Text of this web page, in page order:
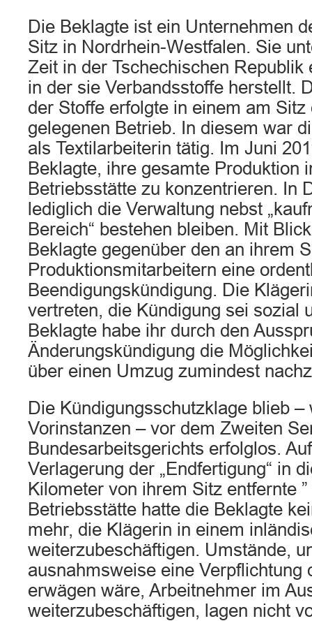
Die Beklagte ist ein Unternehmen
Sitz in Nordrhein-Westfalen. Sie
Zeit in der Tschechischen Republik
in der sie Verbandsstoffe herstellt.
der Stoffe erfolgte in einem am Sitz
gelegenen Betrieb. In diesem war
als Textilarbeiterin tätig. Im Juni
Beklagte, ihre gesamte Produktion
Betriebsstätte zu konzentrieren. In
lediglich die Verwaltung nebst
Bereich“ bestehen bleiben. Mit
Beklagte gegenüber den an ihrem
Produktionsmitarbeitern eine
Beendigungskündigung. Die
vertreten, die Kündigung sei sozial
Beklagte habe ihr durch den
Änderungskündigung die
über einen Umzug zumindest
Die Kündigungsschutzklage blieb –
Vorinstanzen – vor dem Zweiten
Bundesarbeitsgerichts erfolglos.
Verlagerung der „Endfertigung“ in
Kilometer von ihrem Sitz entfernte
Betriebsstätte hatte die Beklagte
mehr, die Klägerin in einem
weiterzubeschäftigen. Umstände,
ausnahmsweise eine Verpflichtung
erwägen wäre, Arbeitnehmer im
weiterzubeschäftigen, lagen nicht